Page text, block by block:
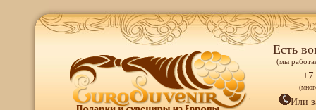
Есть
(мы
+7
Или